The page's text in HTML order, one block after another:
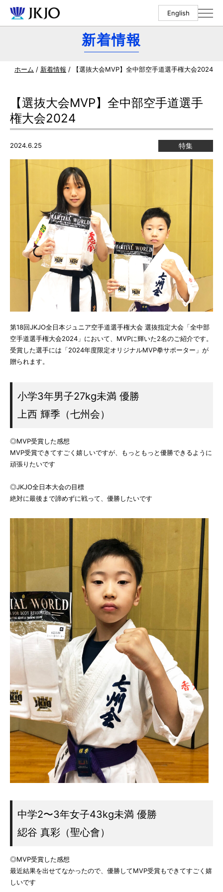
English
新着情報
ホーム / 新着情報 / 【選抜大会MVP】全中部空手道選手権大会2024
【選抜大会MVP】全中部空手道選手
権大会2024
2024.6.25 特集
第18回JKJO全日本ジュニア空手道選手権大会 選抜指定大会「全中部
空手道選手権大会2024」において、MVPに輝いた2名のご紹介です。
受賞した選手には「2024年度限定オリジナルMVP拳サポーター」が
贈られます。
小学3年男子27kg未満 優勝
上西 輝季（七州会）
◎MVP受賞した感想
MVP受賞できてすごく嬉しいですが、もっともっと優勝できるように
頑張りたいです
◎JKJO全日本大会の目標
絶対に最後まで諦めずに戦って、優勝したいです
中学2〜3年女子43kg未満 優勝
綛谷 真彩（聖心會）
◎MVP受賞した感想
最近結果を出せてなかったので、優勝してMVP受賞もできてすごく嬉
しいです